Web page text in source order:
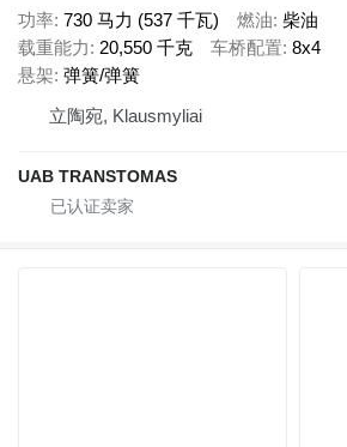
功率 730 马力 (537 千瓦) 燃油 柴油
载重能力
20,550 千克 车桥配置 8x4
悬架 弹簧/弹簧
立陶宛, Klausmyliai
UAB TRANSTOMAS